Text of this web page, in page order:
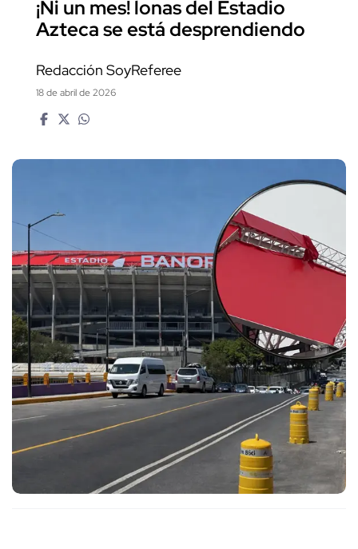
¡Ni un mes! lonas del Estadio
Azteca se está desprendiendo
Redacción SoyReferee
18 de abril de 2026